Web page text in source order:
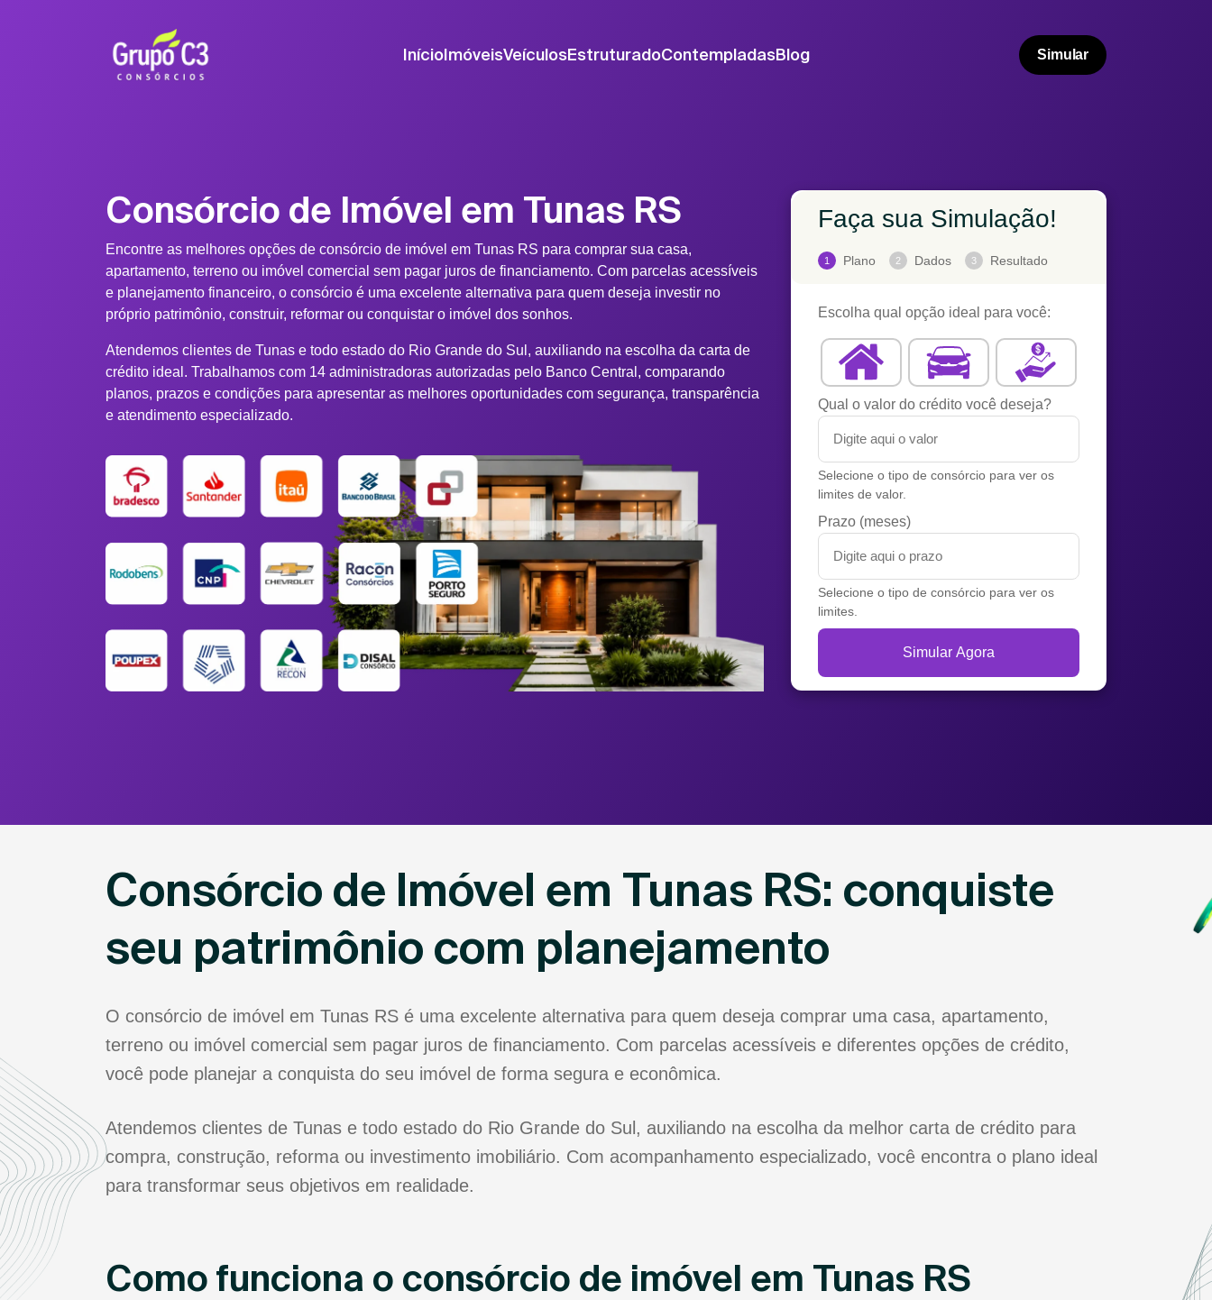
InícioImóveisVeículosEstruturadoContempladasBlog Simular
Consórcio de Imóvel em Tunas RS
Encontre as melhores opções de consórcio de imóvel em Tunas RS para comprar sua casa,
apartamento, terreno ou imóvel comercial sem pagar juros de financiamento. Com parcelas acessíveis
e planejamento financeiro, o consórcio é uma excelente alternativa para quem deseja investir no
próprio patrimônio, construir, reformar ou conquistar o imóvel dos sonhos.
Atendemos clientes de Tunas e todo estado do Rio Grande do Sul, auxiliando na escolha da carta de
crédito ideal. Trabalhamos com 14 administradoras autorizadas pelo Banco Central, comparando
planos, prazos e condições para apresentar as melhores oportunidades com segurança, transparência
e atendimento especializado.
Faça sua Simulação!
1 Plano 2 Dados 3 Resultado
Escolha qual opção ideal para você:
Qual o valor do crédito você deseja?
Selecione o tipo de consórcio para ver os
limites de valor.
Prazo (meses)
Selecione o tipo de consórcio para ver os
limites.
Simular Agora
Consórcio de Imóvel em Tunas RS: conquiste
seu patrimônio com planejamento
O consórcio de imóvel em Tunas RS é uma excelente alternativa para quem deseja comprar uma casa, apartamento,
terreno ou imóvel comercial sem pagar juros de financiamento. Com parcelas acessíveis e diferentes opções de crédito,
você pode planejar a conquista do seu imóvel de forma segura e econômica.
Atendemos clientes de Tunas e todo estado do Rio Grande do Sul, auxiliando na escolha da melhor carta de crédito para
compra, construção, reforma ou investimento imobiliário. Com acompanhamento especializado, você encontra o plano ideal
para transformar seus objetivos em realidade.
Como funciona o consórcio de imóvel em Tunas RS